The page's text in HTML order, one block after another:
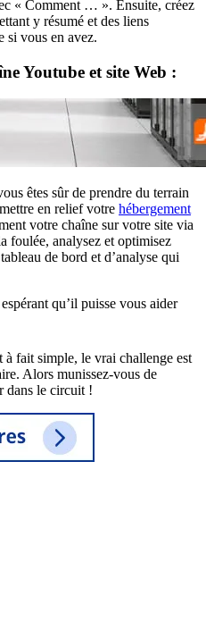
« Comment … ». Ensuite, créez
y résumé et des liens
si vous en avez.
Youtube et site Web :
êtes sûr de prendre du terrain
en relief votre hébergement
votre chaîne sur votre site via
foulée, analysez et optimisez
de bord et d’analyse qui
qu’il puisse vous aider
à fait simple, le vrai challenge est
Alors munissez-vous de
dans le circuit !